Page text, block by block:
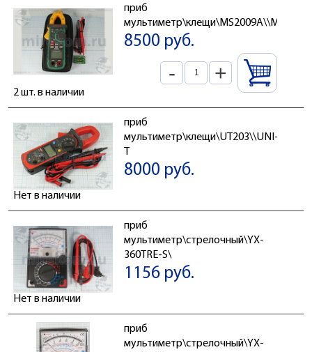
приб
8500 руб.
- +
2 шт. в наличии
приб
мультиметр\клещи\UT203\\UNI-
T
8000 руб.
Нет в наличии
приб
мультиметр\стрелочный\YX-
360TRE-S\
1156 руб.
Нет в наличии
приб
мультиметр\стрелочный\YX-